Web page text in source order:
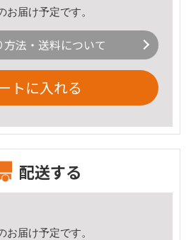
お届け予定です。
方法・送料について
トに入れる
配送する
お届け予定です。